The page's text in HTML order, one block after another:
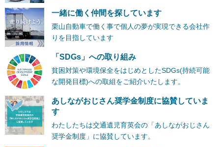
一緒に働く仲間を探しています
栗山自動車で働く事で個人の夢が実現できる会社作
りを目指しています
「SDGs」への取り組み
貧困対策や環境保全をはじめとしたSDGs(持続可能
な開発目標)への取組をご紹介いたします。
あしながおじさん奨学金制度に協賛していま
す
わたしたちは交通遺児育英会の「あしながおじさん
奨学金制度」に協賛しています。